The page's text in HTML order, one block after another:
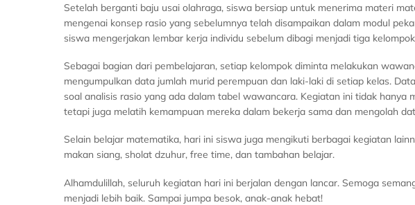
Setelah berganti baju usai olahraga, siswa bersiap untuk menerima materi
mengenai konsep rasio yang sebelumnya telah disampaikan dalam modul
siswa mengerjakan lembar kerja individu sebelum dibagi menjadi tiga
Sebagai bagian dari pembelajaran, setiap kelompok diminta melakukan
mengumpulkan data jumlah murid perempuan dan laki-laki di setiap kelas.
soal analisis rasio yang ada dalam tabel wawancara. Kegiatan ini tidak hanya
tetapi juga melatih kemampuan mereka dalam bekerja sama dan mengolah
Selain belajar matematika, hari ini siswa juga mengikuti berbagai kegiatan
makan siang, sholat dzuhur, free time, dan tambahan belajar.
Alhamdulillah, seluruh kegiatan hari ini berjalan dengan lancar. Semoga
menjadi lebih baik. Sampai jumpa besok, anak-anak hebat!